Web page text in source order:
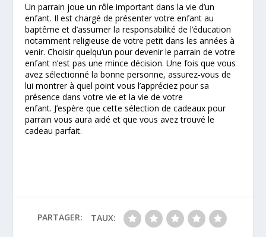
Un parrain joue un rôle important dans la vie d’un
enfant. Il est chargé de présenter votre enfant au
baptême et d’assumer la responsabilité de l’éducation
notamment religieuse de votre petit dans les années à
venir. Choisir quelqu’un pour devenir le parrain de votre
enfant n’est pas une mince décision. Une fois que vous
avez sélectionné la bonne personne, assurez-vous de
lui montrer à quel point vous l’appréciez pour sa
présence dans votre vie et la vie de votre
enfant. J’espère que cette sélection de cadeaux pour
parrain vous aura aidé et que vous avez trouvé le
cadeau parfait.
PARTAGER: TAUX: